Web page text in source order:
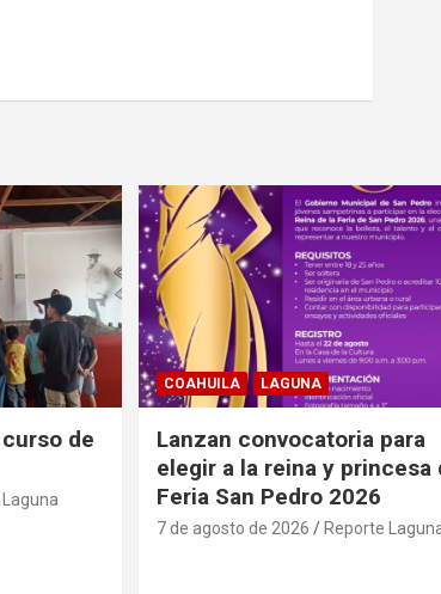
de
COAHUILA LAGUNA
Lanzan convocatoria para
elegir a la reina y princesa
Feria San Pedro 2026
7 de agosto de 2026 Reporte